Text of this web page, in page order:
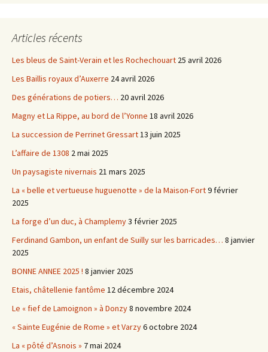
Articles récents
Les bleus de Saint-Verain et les Rochechouart 25 avril 2026
Les Baillis royaux d’Auxerre 24 avril 2026
Des générations de potiers… 20 avril 2026
Magny et La Rippe, au bord de l’Yonne 18 avril 2026
La succession de Perrinet Gressart13 juin 2025
L’affaire de 1308 2 mai 2025
Un paysagiste nivernais 21 mars 2025
La « belle et vertueuse huguenotte » de la Maison-Fort9 février
2025
La forge d’un duc, à Champlemy3 février 2025
Ferdinand Gambon, un enfant de Suilly sur les barricades… 8 janvier
2025
BONNE ANNEE 2025 ! 8 janvier 2025
Etais, châtellenie fantôme 12 décembre 2024
Le « fief de Lamoignon » à Donzy8 novembre 2024
« Sainte Eugénie de Rome » et Varzy6 octobre 2024
La « pôté d’Asnois » 7 mai 2024